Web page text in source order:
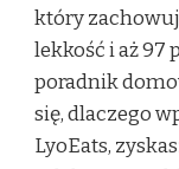
który
lekkość i aż 97
poradnik
się, dlaczego
LyoEats,